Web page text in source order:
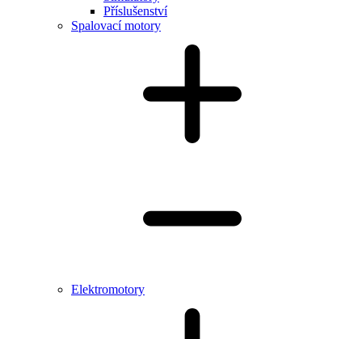
Příslušenství
Spalovací motory
Elektromotory